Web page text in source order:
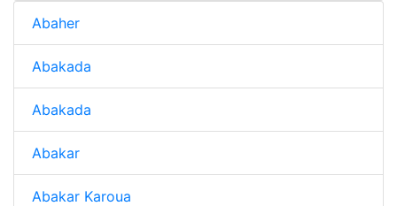
Abaher
Abakada
Abakada
Abakar
Abakar Karoua